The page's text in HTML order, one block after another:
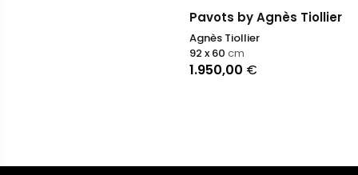
Pavots by Agnès Tiollier
Agnès Tiollier
1.950,00 €
92 x 60 cm